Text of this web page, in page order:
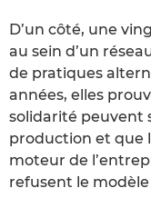
D’un côté, une
au sein d’un
de pratiques
années, elles
solidarité peuvent
production et que
moteur de
refusent le